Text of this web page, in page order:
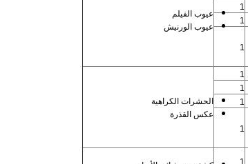
عيوب الفيلم
عيوب الورنيش
1
1
1
1
الحشرات الكراهية
عكس القذرة
1
1
1
1